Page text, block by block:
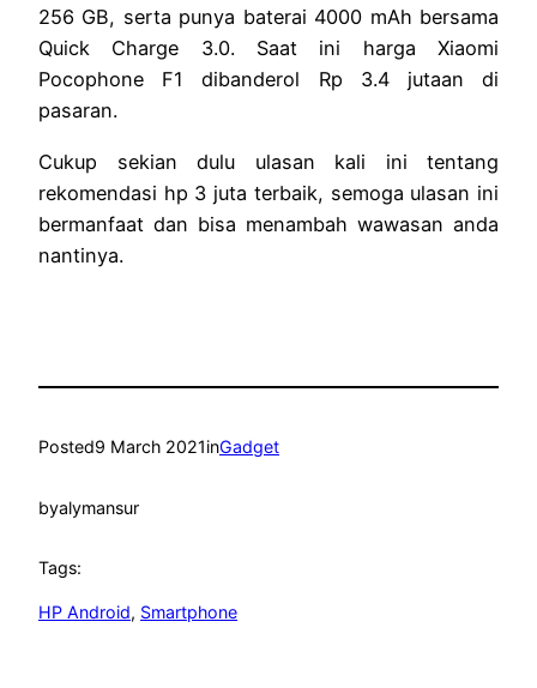
256 GB, serta punya baterai 4000 mAh bersama
Quick Charge 3.0. Saat ini harga Xiaomi
Pocophone F1 dibanderol Rp 3.4 jutaan di
pasaran.
Cukup sekian dulu ulasan kali ini tentang
rekomendasi hp 3 juta terbaik, semoga ulasan ini
bermanfaat dan bisa menambah wawasan anda
nantinya.
Posted9 March 2021inGadget
byalymansur
Tags:
HP Android, Smartphone